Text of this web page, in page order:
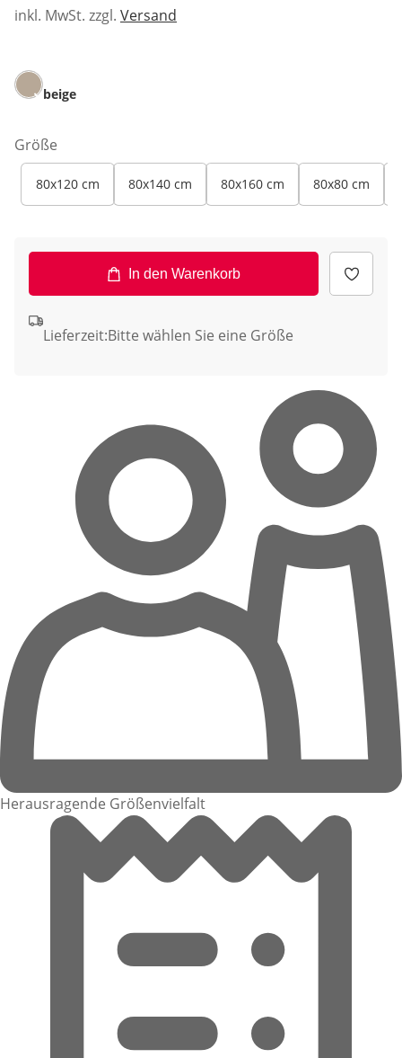
inkl. MwSt. zzgl. Versand
beige
Größe
80x120 cm 80x140 cm 80x160 cm 80x80 cm
In den Warenkorb
Lieferzeit:Bitte wählen Sie eine Größe
Herausragende Größenvielfalt